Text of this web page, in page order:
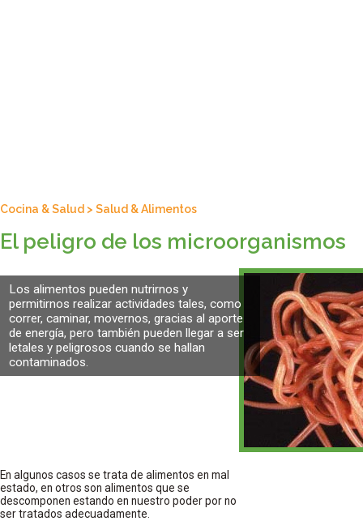
Cocina & Salud > Salud & Alimentos
El peligro de los microorganismos
Los alimentos pueden nutrirnos y
permitirnos realizar actividades tales, como
correr, caminar, movernos, gracias al aporte
de energía, pero también pueden llegar a ser
letales y peligrosos cuando se hallan
contaminados.
En algunos casos se trata de alimentos en mal
estado, en otros son alimentos que se
descomponen estando en nuestro poder por no
ser tratados adecuadamente.